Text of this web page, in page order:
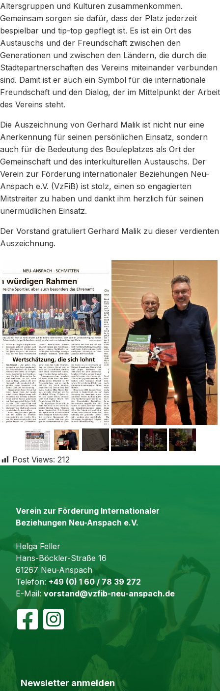
Altersgruppen und Kulturen zusammenkommen.
Gemeinsam sorgen sie dafür, dass der Platz jederzeit
bespielbar und tip-top gepflegt ist. Es ist ein Ort des
Austauschs und der Freundschaft zwischen den
Generationen und zwischen den Ländern, die durch die
Städtepartnerschaften des Vereins miteinander verbunden
sind. Damit ist er auch ein Symbol für die internationale
Freundschaft und den Dialog, der im Mittelpunkt der Arbeit
des Vereins steht.
Die Auszeichnung von Gerhard Malik ist nicht nur eine
Anerkennung für seinen persönlichen Einsatz, sondern
auch für die Bedeutung des Bouleplatzes als Ort der
Gemeinschaft und des interkulturellen Austauschs. Der
Verein zur Förderung internationaler Beziehungen Neu-
Anspach e.V. (VzFiB) ist stolz, einen so engagierten
Mitstreiter zu haben und dankt ihm herzlich für seinen
unermüdlichen Einsatz.
Der Vorstand gratuliert Gerhard Malik zu dieser verdienten
Auszeichnung.
Post Views: 212
Verein zur Förderung Internationaler
Beziehungen Neu-Anspach e.V.
Helga Feller
Hans-Böckler-Straße 16
61267 Neu-Anspach
Telefon: +49 (0) 1 60 / 78 39 272
E-Mail: vorstand@vzfib-neu-anspach.de
Newsletter anmelden